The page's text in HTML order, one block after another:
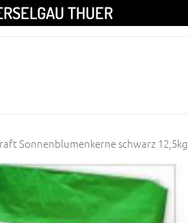
THUER
Sonnenblumenkerne schwarz 12,5kg